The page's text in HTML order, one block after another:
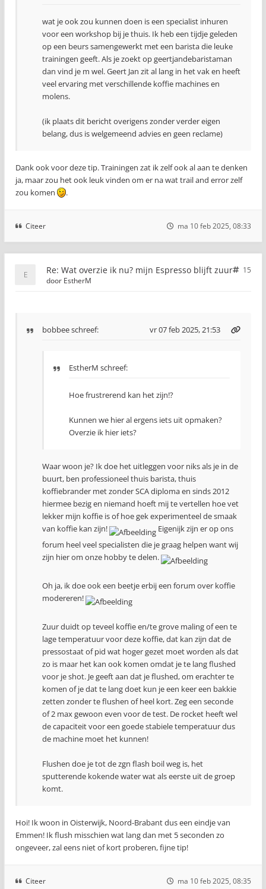
wat je ook zou kunnen doen is een specialist inhuren
voor een workshop bij je thuis. Ik heb een tijdje geleden
op een beurs samengewerkt met een barista die leuke
trainingen geeft. Als je zoekt op geertjandebaristaman
dan vind je m wel. Geert Jan zit al lang in het vak en heeft
veel ervaring met verschillende koffie machines en
molens.
(ik plaats dit bericht overigens zonder verder eigen
belang, dus is welgemeend advies en geen reclame)
Dank ook voor deze tip. Trainingen zat ik zelf ook al aan te denken
ja, maar zou het ook leuk vinden om er na wat trail and error zelf
zou komen
.
Citeer ma 10 feb 2025, 08:33
Re: Wat overzie ik nu? mijn Espresso blijft zuur
15
door EstherM
bobbeeschreef: vr 07 feb 2025, 21:53
EstherM schreef:
Hoe frustrerend kan het zijn!?
Kunnen we hier al ergens iets uit opmaken?
Overzie ik hier iets?
Waar woon je? Ik doe het uitleggen voor niks als je in de
buurt, ben professioneel thuis barista, thuis
koffiebrander met zonder SCA diploma en sinds 2012
hiermee bezig en niemand hoeft mij te vertellen hoe vet
lekker mijn koffie is of hoe gek experimenteel de smaak
van koffie kan zijn!
Eigenijk zijn er op ons
forum heel veel specialisten die je graag helpen want wij
zijn hier om onze hobby te delen.
Oh ja, ik doe ook een beetje erbij een forum over koffie
modereren!
Zuur duidt op teveel koffie en/te grove maling of een te
lage temperatuur voor deze koffie, dat kan zijn dat de
pressostaat of pid wat hoger gezet moet worden als dat
zo is maar het kan ook komen omdat je te lang flushed
voor je shot. Je geeft aan dat je flushed, om erachter te
komen of je dat te lang doet kun je een keer een bakkie
zetten zonder te flushen of heel kort. Zeg een seconde
of 2 max gewoon even voor de test. De rocket heeft wel
de capaciteit voor een goede stabiele temperatuur dus
de machine moet het kunnen!
Flushen doe je tot de zgn flash boil weg is, het
sputterende kokende water wat als eerste uit de groep
komt.
Hoi! Ik woon in Oisterwijk, Noord-Brabant dus een eindje van
Emmen! Ik flush misschien wat lang dan met 5 seconden zo
ongeveer, zal eens niet of kort proberen, fijne tip!
Citeer ma 10 feb 2025, 08:35